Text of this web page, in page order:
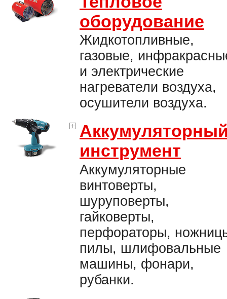
оборудование
Жидкотопливные,
газовые,
и электрические
нагреватели воздуха,
осушители воздуха.
инструмент
Аккумуляторные
винтоверты,
шуруповерты,
гайковерты,
перфораторы,
пилы, шлифовальные
машины, фонари,
рубанки.